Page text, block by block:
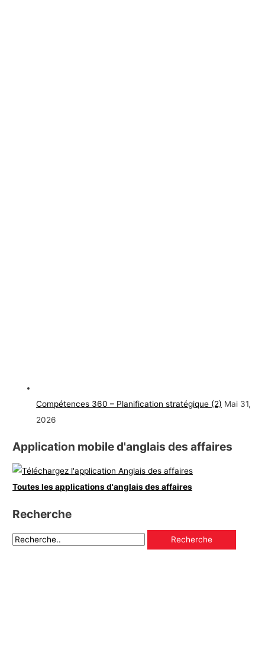
Compétences 360 – Planification stratégique (2) Mai 31,
2026
Application mobile d'anglais des affaires
Toutes les applications d'anglais des affaires
Recherche